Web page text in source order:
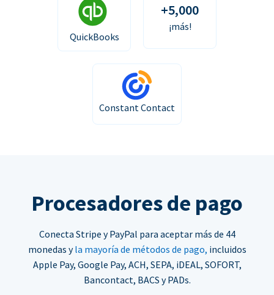
QuickBooks
+5,000
¡más!
Constant Contact
Procesadores de pago
Conecta Stripe y PayPal para aceptar más de 44
monedas yla mayoría de métodos de pago, incluidos
Apple Pay, Google Pay, ACH, SEPA, iDEAL, SOFORT,
Bancontact, BACS y PADs.